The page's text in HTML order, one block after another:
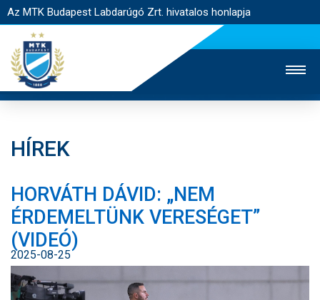
Az MTK Budapest Labdarúgó Zrt. hivatalos honlapja
JEGYÉRTÉKESÍTÉS
WEBSHOP
EGYESÜLET
KAPCSOLAT
NYITÓLAP
HÍREK
HÍREK
HORVÁTH DÁVID: „NEM
ÉRDEMELTÜNK VERESÉGET”
(VIDEÓ)
2025-08-25